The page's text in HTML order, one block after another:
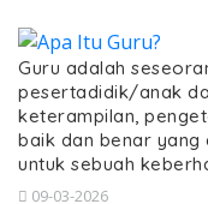
Guru adalah
pesertadidik/anak
keterampilan,
baik dan benar
untuk sebuah
09-03-2026